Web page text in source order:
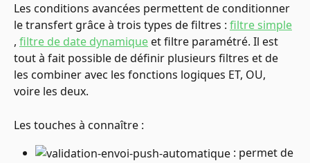
Les conditions avancées permettent de conditionner
le transfert grâce à trois types de filtres : filtre simple
, filtre de date dynamique et filtre paramétré. Il est
tout à fait possible de définir plusieurs filtres et de
les combiner avec les fonctions logiques ET, OU,
voire les deux.
Les touches à connaître :
: permet de